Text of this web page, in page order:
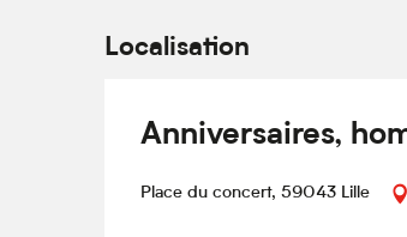
Localisation
Anniversaires,
Place du concert, 59043 Lille